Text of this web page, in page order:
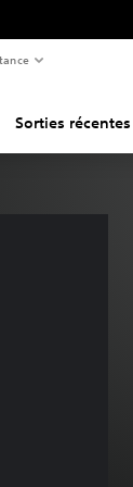
Sorties récentes